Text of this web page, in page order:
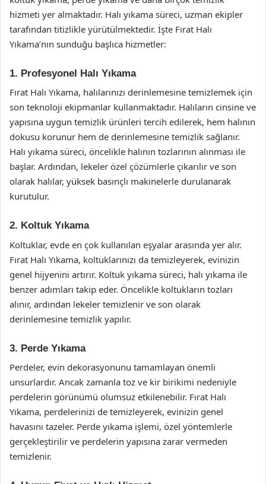
hizmeti yer almaktadır. Halı yıkama süreci, uzman ekipler
tarafından titizlikle yürütülmektedir. İşte Fırat Halı
Yıkama’nın sunduğu başlıca hizmetler:
1. Profesyonel Halı Yıkama
Fırat Halı Yıkama, halılarınızı derinlemesine temizlemek için
son teknoloji ekipmanlar kullanmaktadır. Halıların cinsine ve
yapısına uygun temizlik ürünleri tercih edilerek, hem halının
dokusu korunur hem de derinlemesine temizlik sağlanır.
Halı yıkama süreci, öncelikle halının tozlarının alınması ile
başlar. Ardından, lekeler özel çözümlerle çıkarılır ve son
olarak halılar, yüksek basınçlı makinelerle durulanarak
kurutulur.
2. Koltuk Yıkama
Koltuklar, evde en çok kullanılan eşyalar arasında yer alır.
Fırat Halı Yıkama, koltuklarınızı da temizleyerek, evinizin
genel hijyenini artırır. Koltuk yıkama süreci, halı yıkama ile
benzer adımları takip eder. Öncelikle koltukların tozları
alınır, ardından lekeler temizlenir ve son olarak
derinlemesine temizlik yapılır.
3. Perde Yıkama
Perdeler, evin dekorasyonunu tamamlayan önemli
unsurlardır. Ancak zamanla toz ve kir birikimi nedeniyle
perdelerin görünümü olumsuz etkilenebilir. Fırat Halı
Yıkama, perdelerinizi de temizleyerek, evinizin genel
havasını tazeler. Perde yıkama işlemi, özel yöntemlerle
gerçekleştirilir ve perdelerin yapısına zarar vermeden
temizlenir.